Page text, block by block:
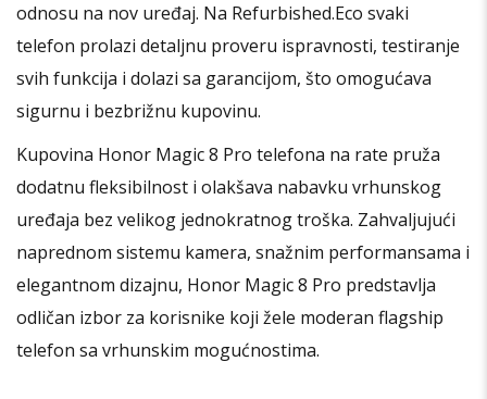
odnosu na nov uređaj. Na Refurbished.Eco svaki
telefon prolazi detaljnu proveru ispravnosti, testiranje
svih funkcija i dolazi sa garancijom, što omogućava
sigurnu i bezbrižnu kupovinu.
Kupovina Honor Magic 8 Pro telefona na rate pruža
dodatnu fleksibilnost i olakšava nabavku vrhunskog
uređaja bez velikog jednokratnog troška. Zahvaljujući
naprednom sistemu kamera, snažnim performansama i
elegantnom dizajnu, Honor Magic 8 Pro predstavlja
odličan izbor za korisnike koji žele moderan flagship
telefon sa vrhunskim mogućnostima.